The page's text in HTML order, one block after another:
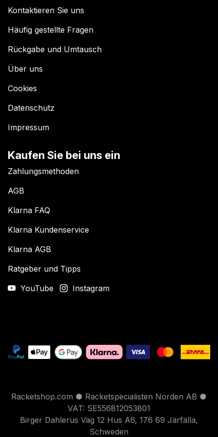
Kontaktieren Sie uns
Häufig gestellte Fragen
Rückgabe und Umtausch
Über uns
Cookies
Datenschutz
Impressum
Kaufen Sie bei uns ein
Zahlungsmethoden
AGB
Klarna FAQ
Klarna Kundenservice
Klarna AGB
Ratgeber und Tipps
YouTube
Instagram
Racketshop.com ● Racketspecialisten Norden AB ●
VAT: SE556812053801
Birger Dahlerus Väg 12 Hus A6, 176 69 Järfälla,
Schweden